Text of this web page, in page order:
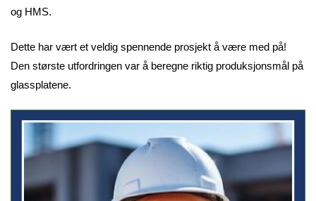
og HMS.
Dette har vært et veldig spennende prosjekt å være med på!
Den største utfordringen var å beregne riktig produksjonsmål på
glassplatene.